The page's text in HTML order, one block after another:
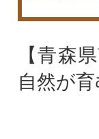
【青森
自然が